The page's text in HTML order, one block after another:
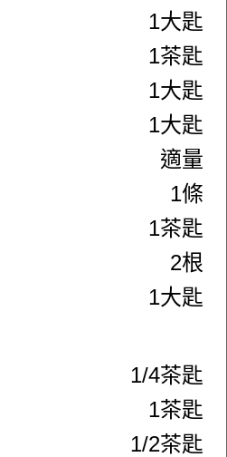
1大匙
1茶匙
1大匙
1大匙
適量
1條
1茶匙
2根
1大匙
1/4茶匙
1茶匙
1/2茶匙